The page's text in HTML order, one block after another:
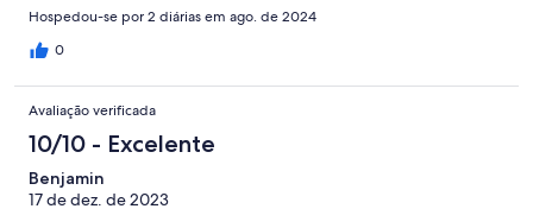
Hospedou-se por 2 diárias em ago. de 2024
0
Avaliação verificada
10/10 - Excelente
Benjamin
17 de dez. de 2023